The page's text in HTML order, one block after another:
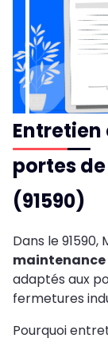
portes
(91590)
Dans le 91590,
maintenance
adaptés aux
fermetures
Pourquoi